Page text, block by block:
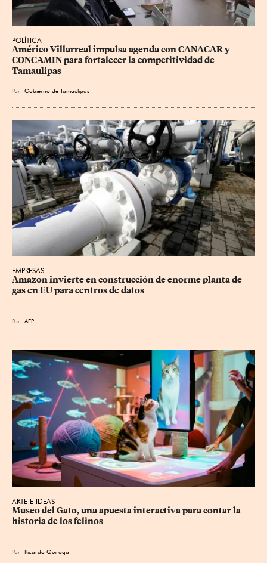
POLÍTICA
Américo Villarreal impulsa agenda con CANACAR y
CONCAMIN para fortalecer la competitividad de
Tamaulipas
Por Gobierno de Tamaulipas
EMPRESAS
Amazon invierte en construcción de enorme planta de
gas en EU para centros de datos
Por AFP
ARTE E IDEAS
Museo del Gato, una apuesta interactiva para contar la
historia de los felinos
Por Ricardo Quiroga